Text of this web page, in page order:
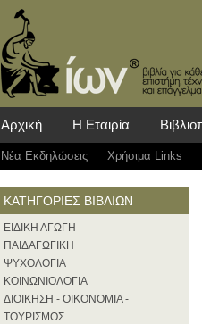
Αρχική Η Εταιρία
Νέα Eκδηλώσεις Χρήσιμα Links
ΚΑΤΗΓΟΡΙΕΣ ΒΙΒΛΙΩΝ
ΕΙΔΙΚΗ ΑΓΩΓΗ
ΠΑΙΔΑΓΩΓΙΚΗ
ΨΥΧΟΛΟΓΙΑ
ΚΟΙΝΩΝΙΟΛΟΓΙΑ
ΔΙΟΙΚΗΣΗ - ΟΙΚΟΝΟΜΙΑ -
ΤΟΥΡΙΣΜΟΣ